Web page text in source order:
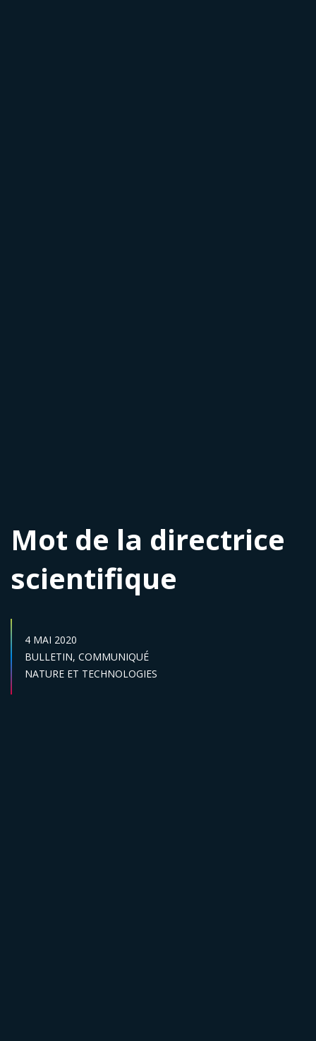
Mot de la directrice
scientifique
DATE DE PUBLICATION :
4 MAI 2020
Catégories :
BULLETIN, COMMUNIQUÉ
Secteur :
NATURE ET TECHNOLOGIES